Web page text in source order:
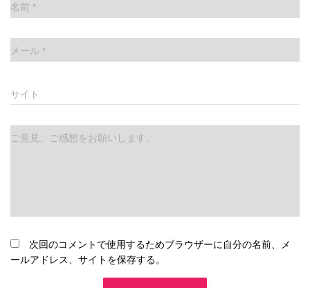
名前 *
メール *
サイト
ご意見、ご感想をお願いします。
次回のコメントで使用するためブラウザーに自分の名前、メ
ールアドレス、サイトを保存する。